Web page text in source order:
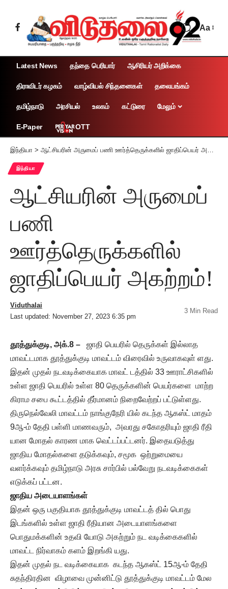
Aa
Latest News தந்தை பெரியார் ஆசிரியர் அறிக்கை
திராவிடர் கழகம் வாழ்வியல் சிந்தனைகள் தலையங்கம்
தமிழ்நாடு அரசியல் உலகம் கட்டுரை மேலும்
E-Paper OTT
இந்தியா > ஆட்சியரின் அருமைப் பணி ஊர்த்தெருக்களில் ஜாதிப்பெயர் அகற்றம்!
இந்தியா
ஆட்சியரின் அருமைப்
பணி
ஊர்த்தெருக்களில்
ஜாதிப்பெயர் அகற்றம்!
Last updated: November 27, 2023 6:35 pm
Viduthalai
3 Min Read
தூத்துக்குடி, அக்.8 –
ஜாதி பெயரில் தெருக்கள் இல்லாத
மாவட்டமாக தூத்துக்குடி மாவட்டம் விரைவில் உருவாகவுள் ளது.
இதன் முதல் நடவடிக்கையாக மாவட் டத்தில் 33 ஊராட்சிகளில்
உள்ள ஜாதி பெயரில் உள்ள 80 தெருக்களின் பெயர்களை மாற்ற
கிராம சபை கூட்டத்தில் தீர்மானம் நிறைவேற்றப் பட்டுள்ளது.
திருநெல்வேலி மாவட்டம் நாங்குநேரி யில் கடந்த ஆகஸ்ட் மாதம்
9ஆ-ம் தேதி பள்ளி மாணவரும், அவரது சகோதரியும் ஜாதி ரீதி
யான மோதல் காரண மாக வெட்டப்பட்டனர். இதையடுத்து
ஜாதிய மோதல்களை தடுக்கவும், சமூக ஒற்றுமையை
வளர்க்கவும் தமிழ்நாடு அரசு சார்பில் பல்வேறு நடவடிக்கைகள்
எடுக்கப் பட்டன.
ஜாதிய அடையாளங்கள்
இதன் ஒரு பகுதியாக தூத்துக்குடி மாவட்டத் தில் பொது
இடங்களில் உள்ள ஜாதி ரீதியான அடையாளங்களை
பொதுமக்களின் உதவி யோடு அகற்றும் நட வடிக்கைகளில்
மாவட்ட நிர்வாகம் களம் இறங்கி யது.
இதன் முதல் நட வடிக்கையாக கடந்த ஆகஸ்ட் 15ஆ-ம் தேதி
சுதந்திரதின விழாவை முன்னிட்டு தூத்துக்குடி மாவட்டம் மேல